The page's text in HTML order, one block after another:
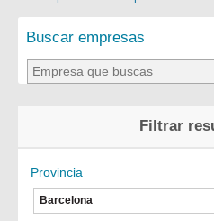
Buscar empresas
Filtrar
Provincia
Barcelona